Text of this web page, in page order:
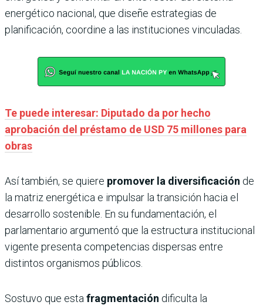
energético nacional, que diseñe estrategias de
planificación, coordine a las instituciones vinculadas.
Te puede interesar: Diputado da por hecho
aprobación del préstamo de USD 75 millones para
obras
Así también, se quiere promover la diversificación de
la matriz energética e impulsar la transición hacia el
desarrollo sostenible. En su fundamentación, el
parlamentario argumentó que la estructura institucional
vigente presenta competencias dispersas entre
distintos organismos públicos.
Sostuvo que esta fragmentación dificulta la